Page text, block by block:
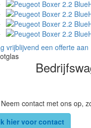
vrijblijvend een offerte aan
Neem contact met ons op,
hier voor contact